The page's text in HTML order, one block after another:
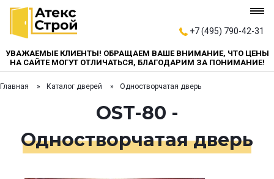
+7 (495) 790-42-31
УВАЖАЕМЫЕ КЛИЕНТЫ! ОБРАЩАЕМ ВАШЕ ВНИМАНИЕ, ЧТО ЦЕНЫ
НА САЙТЕ МОГУТ ОТЛИЧАТЬСЯ, БЛАГОДАРИМ ЗА ПОНИМАНИЕ!
Главная Каталог дверей Одностворчатая дверь
OST-80 -
Одностворчатая дверь